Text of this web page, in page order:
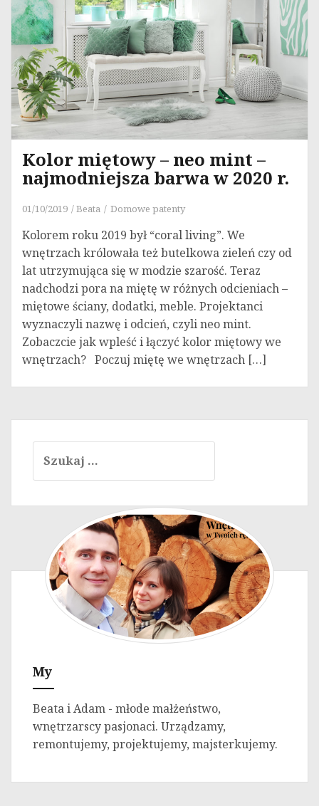
Kolor miętowy – neo mint –
najmodniejsza barwa w 2020 r.
01/10/2019 Beata Domowe patenty
Kolorem roku 2019 był “coral living”. We
wnętrzach królowała też butelkowa zieleń czy od
lat utrzymująca się w modzie szarość. Teraz
nadchodzi pora na miętę w różnych odcieniach –
miętowe ściany, dodatki, meble. Projektanci
wyznaczyli nazwę i odcień, czyli neo mint.
Zobaczcie jak wpleść i łączyć kolor miętowy we
wnętrzach? Poczuj miętę we wnętrzach […]
My
Beata i Adam - młode małżeństwo,
wnętrzarscy pasjonaci. Urządzamy,
remontujemy, projektujemy, majsterkujemy.